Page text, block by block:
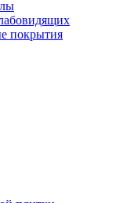
покрытия